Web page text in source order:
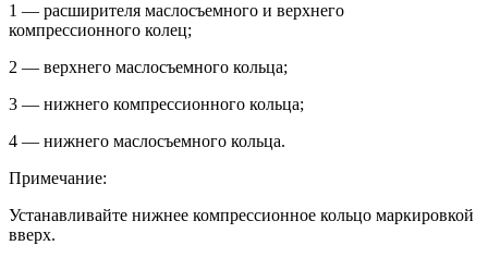
1 — расширителя маслосъемного и верхнего
компрессионного колец;
2 — верхнего маслосъемного кольца;
3 — нижнего компрессионного кольца;
4 — нижнего маслосъемного кольца.
Примечание:
Устанавливайте нижнее компрессионное кольцо маркировкой
вверх.